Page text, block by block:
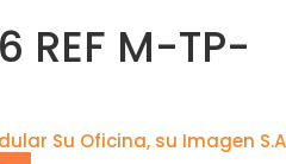
REF M-TP-
Su Oficina, su Imagen